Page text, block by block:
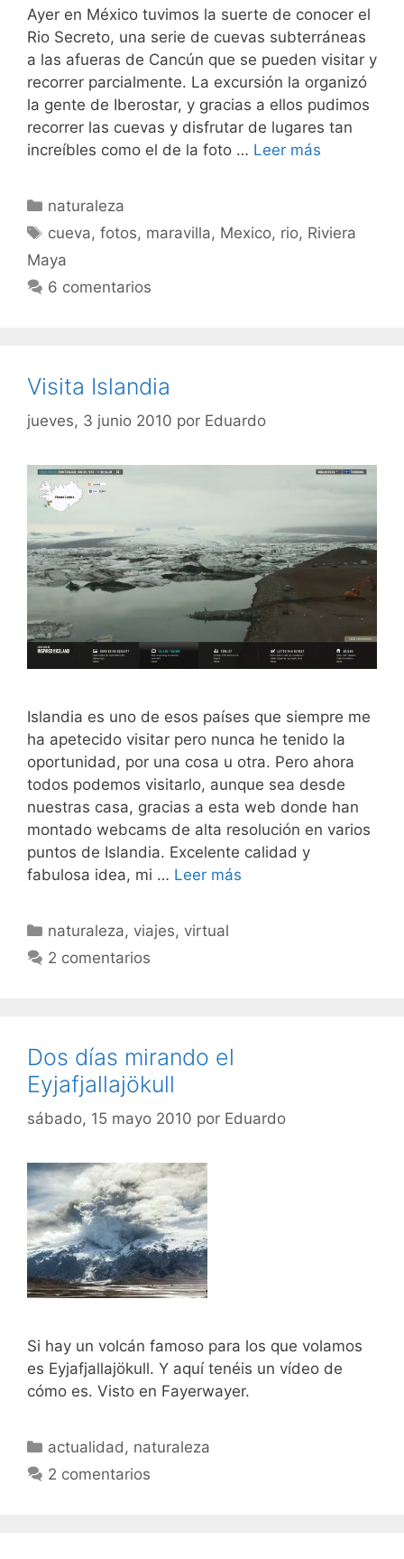
Ayer en México tuvimos la suerte de conocer el
Rio Secreto, una serie de cuevas subterráneas
a las afueras de Cancún que se pueden visitar y
recorrer parcialmente. La excursión la organizó
la gente de Iberostar, y gracias a ellos pudimos
recorrer las cuevas y disfrutar de lugares tan
increíbles como el de la foto … Leer más
Categorías
naturaleza
Etiquetas
cueva,fotos, maravilla, Mexico, rio, Riviera
Maya
6 comentarios
Visita Islandia
jueves, 3 junio 2010 por Eduardo
Islandia es uno de esos países que siempre me
ha apetecido visitar pero nunca he tenido la
oportunidad, por una cosa u otra. Pero ahora
todos podemos visitarlo, aunque sea desde
nuestras casa, gracias a esta web donde han
montado webcams de alta resolución en varios
puntos de Islandia. Excelente calidad y
fabulosa idea, mi … Leer más
Categorías
naturaleza, viajes, virtual
2 comentarios
Dos días mirando el
Eyjafjallajökull
sábado, 15 mayo 2010 por Eduardo
Si hay un volcán famoso para los que volamos
es Eyjafjallajökull. Y aquí tenéis un vídeo de
cómo es. Visto en Fayerwayer.
Categorías
actualidad, naturaleza
2 comentarios